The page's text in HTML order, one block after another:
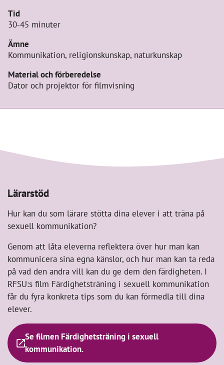
Tid
30-45 minuter
Ämne
Kommunikation, religionskunskap, naturkunskap
Material och förberedelse
Dator och projektor för filmvisning
Lärarstöd
Hur kan du som lärare stötta dina elever i att träna på
sexuell kommunikation?
Genom att låta eleverna reflektera över hur man kan
kommunicera sina egna känslor, och hur man kan ta reda
på vad den andra vill kan du ge dem den färdigheten. I
RFSU:s film Färdighetsträning i sexuell kommunikation
får du fyra konkreta tips som du kan förmedla till dina
elever.
Se filmen Färdighetsträning i sexuell
kommunikation.